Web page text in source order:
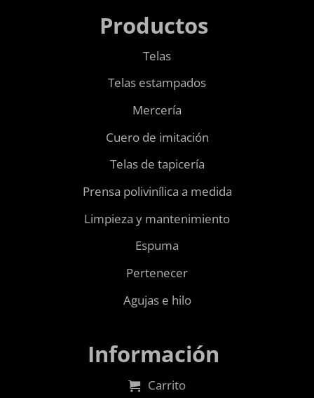
Productos
Telas
Telas estampados
Mercería
Cuero de imitación
Telas de tapicería
Prensa polivinílica a medida
Limpieza y mantenimiento
Espuma
Pertenecer
Agujas e hilo
Información
Carrito